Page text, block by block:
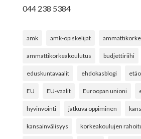
044 238 5384
amk amk-opiskelijat
ammattikorkeakoulutus budjettiriihi
eduskuntavaalit ehdokasblogi
EU EU-vaalit Euroopan unioni
hyvinvointi jatkuva oppiminen
kansainvälisyys korkeakoulujen